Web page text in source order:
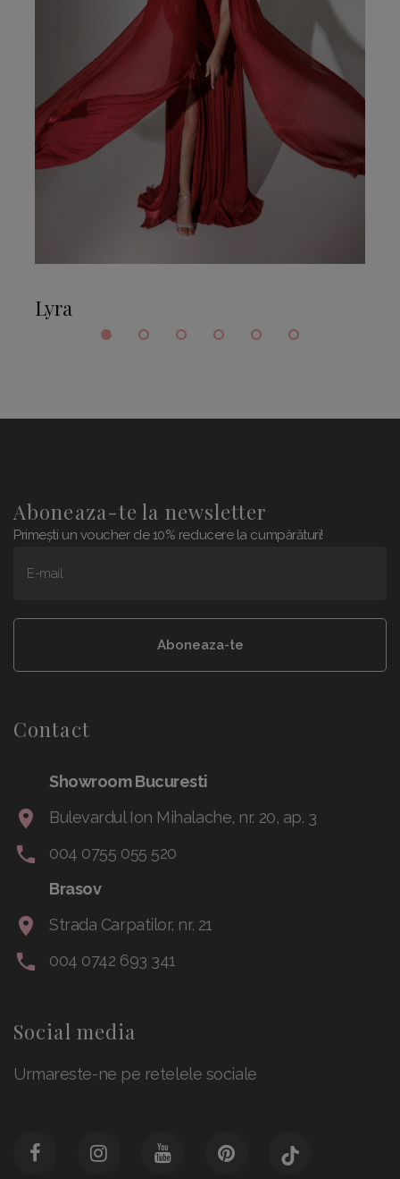
Lyra
Aboneaza-te la newsletter
Primești un voucher de 10% reducere la cumpărături!
E-mail
Aboneaza-te
Contact
Showroom Bucuresti
Bulevardul Ion Mihalache, nr. 20, ap. 3
004 0755 055 520
Brasov
Strada Carpatilor, nr. 21
004 0742 693 341
Social media
Urmareste-ne pe retelele sociale